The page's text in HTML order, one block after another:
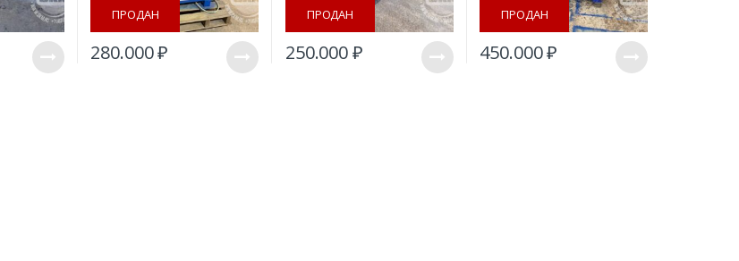
ПРОДАН
280.000₽
ПРОДАН
250.000₽
ПРОДАН
450.000₽